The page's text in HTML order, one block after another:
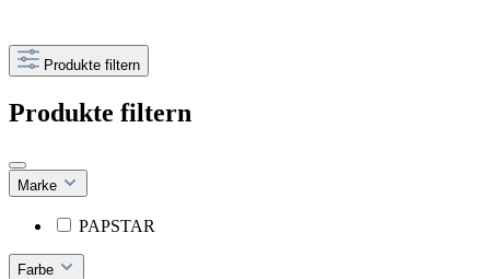
Produkte filtern
Produkte filtern
Marke
PAPSTAR
Farbe